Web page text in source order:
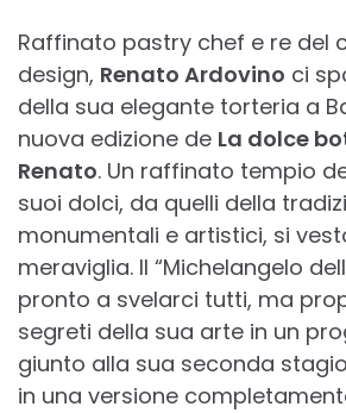
Raffinato pastry chef e re del
design, Renato Ardovino ci
della sua elegante torteria a
nuova edizione de La dolce
Renato. Un raffinato tempio
suoi dolci, da quelli della
monumentali e artistici, si
meraviglia. Il “Michelangelo
pronto a svelarci tutti, ma
segreti della sua arte in un
giunto alla sua seconda
in una versione